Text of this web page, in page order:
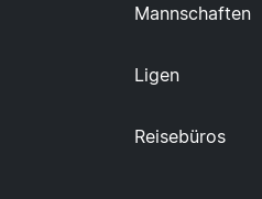
Mannschaften
Ligen
Reisebüros